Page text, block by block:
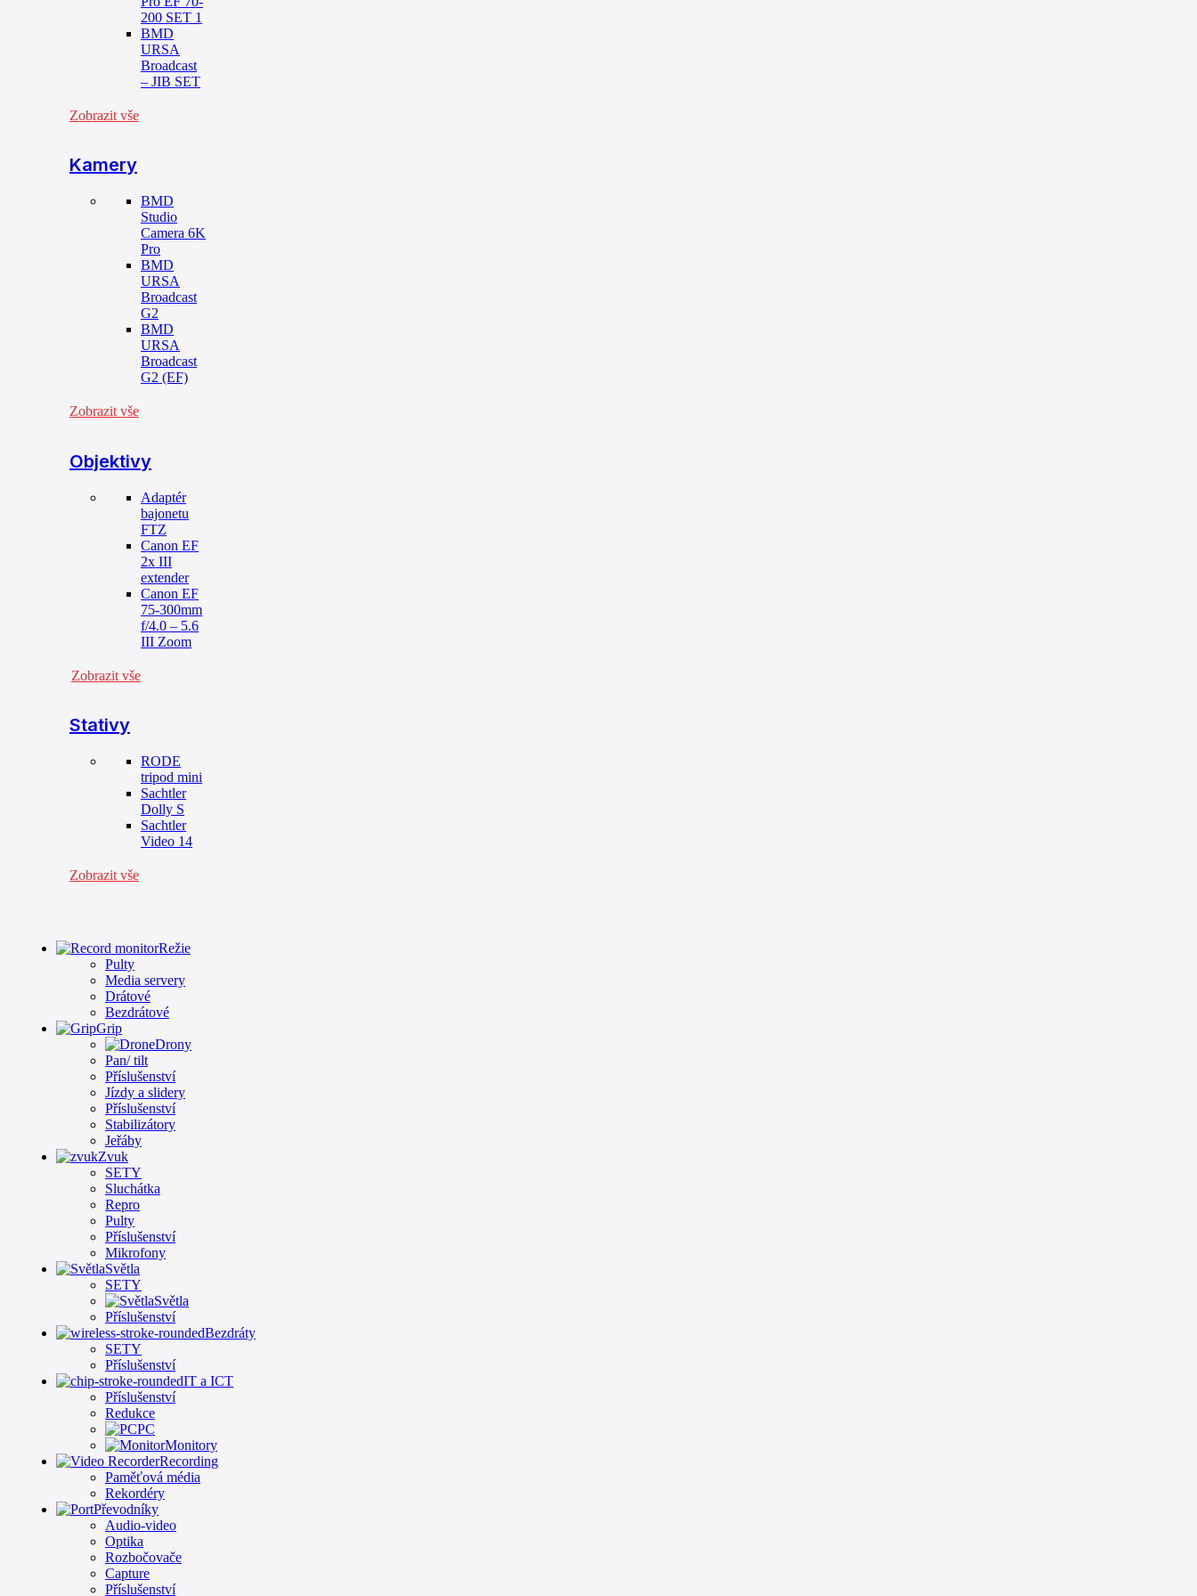
200 SET 1
BMD
URSA
Broadcast
– JIB SET
Zobrazit vše
Kamery
BMD
Studio
Camera 6K
Pro
BMD
URSA
Broadcast
G2
BMD
URSA
Broadcast
G2 (EF)
Zobrazit vše
Objektivy
Adaptér
bajonetu
FTZ
Canon EF
2x III
extender
Canon EF
75-300mm
f/4.0 – 5.6
III Zoom
Zobrazit vše
Stativy
RODE
tripod mini
Sachtler
Dolly S
Sachtler
Video 14
Zobrazit vše
Režie
Pulty
Media servery
Drátové
Bezdrátové
Grip
Drony
Pan/ tilt
Příslušenství
Jízdy a slidery
Příslušenství
Stabilizátory
Jeřáby
Zvuk
SETY
Sluchátka
Repro
Pulty
Příslušenství
Mikrofony
Světla
SETY
Světla
Příslušenství
Bezdráty
SETY
Příslušenství
IT a ICT
Příslušenství
Redukce
PC
Monitory
Recording
Paměťová média
Rekordéry
Převodníky
Audio-video
Optika
Rozbočovače
Capture
Příslušenství